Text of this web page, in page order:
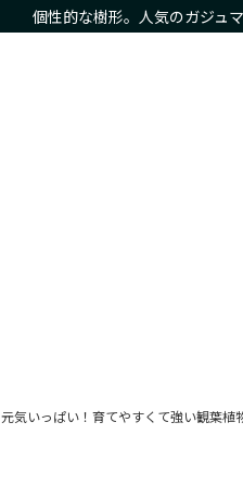
個性的な樹形。人気のガジュ
元気いっぱい！育てやすくて強い観葉植